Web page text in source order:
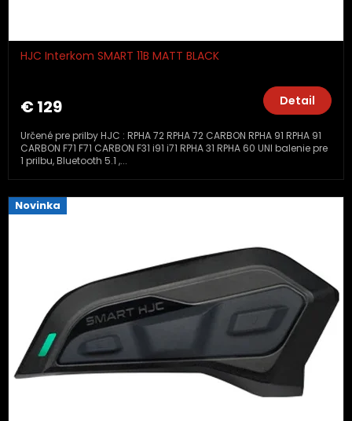
HJC Interkom SMART 11B MATT BLACK
€ 129 Detail
Určené pre prilby HJC : RPHA 72 RPHA 72 CARBON RPHA 91 RPHA 91
CARBON F71 F71 CARBON F31 i91 i71 RPHA 31 RPHA 60 UNI balenie pre
1 prilbu, Bluetooth 5.1 ,...
Novinka